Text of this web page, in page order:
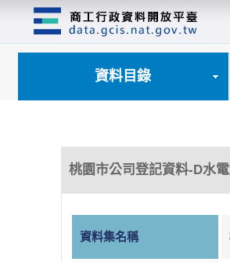
資料目錄
桃園市公司登記資料-D水
資料集名稱